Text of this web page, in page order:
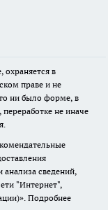
в
праве и не
ни было форме, в
не иначе
сведений,
"Интернет",
Подробнее